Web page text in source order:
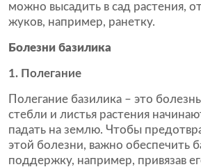
можно высадить в сад растения,
жуков, например, ранетку.
Болезни базилика
1. Полегание
Полегание базилика – это
стебли и листья растения
падать на землю. Чтобы
этой болезни, важно обеспечить
поддержку, например, привязав